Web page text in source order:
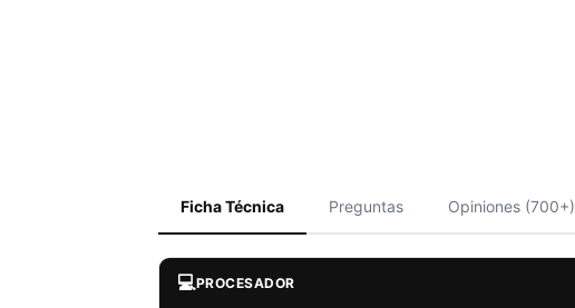
Ficha Técnica Preguntas Opiniones (700+)
💻PROCESADOR